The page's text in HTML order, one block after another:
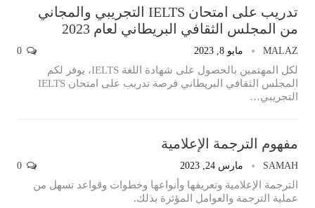
تدريب على امتحان IELTS التجريبي والمجاني
من المجلس الثقافي البريطاني لعام 2023
MALAZ مايو 8, 2023
لكل المهتمين بالحصول على شهادة اللغة IELTS، يوفر لكم
المجلس الثقافي البريطاني فرصة تدريب على امتحان IELTS
التجريبي…
مفهوم الترجمة الإعلامية
SAMAH مارس 24, 2023
الترجمة الإعلامية وتعريفها وأنواعها وخطوات وقواعد تسهل من
عملية الترجمة والعوامل المؤثرة بذلك.